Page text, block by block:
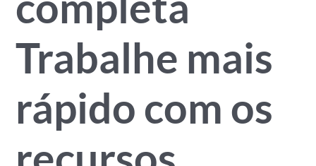
Trabalhe mais
rápido com os